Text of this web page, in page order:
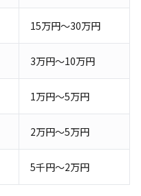
15万円～30万円
3万円～10万円
1万円～5万円
2万円～5万円
5千円～2万円